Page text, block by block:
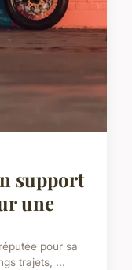
support
une
pour sa
trajets, ...